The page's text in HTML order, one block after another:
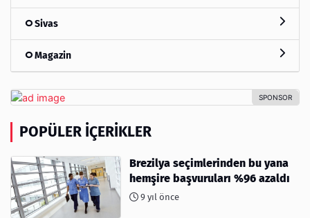
Sivas
Magazin
POPÜLER İÇERIKLER
Brezilya seçimlerinden bu yana
hemşire başvuruları %96 azaldı
9 yıl önce